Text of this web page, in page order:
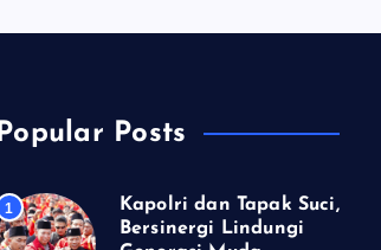
Popular Posts
1
Kapolri dan Tapak Suci,
Bersinergi Lindungi